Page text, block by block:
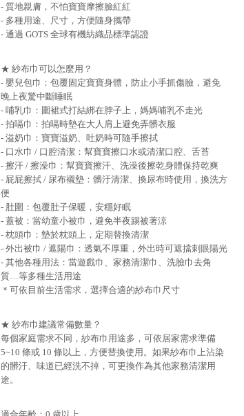
- 質地親膚，不怕寶寶摩擦臉紅紅
- 多種用途、尺寸，方便隨身攜帶
- 通過 GOTS 全球有機紡織品標準認證
★ 紗布巾可以怎麼用？
- 嬰兒包巾：包覆固定寶寶身體，防止小手抓傷臉，避免
晚上夜驚中斷睡眠
- 哺乳巾：圍裙式打結綁在脖子上，媽媽哺乳不走光
- 拍嗝巾：拍嗝時墊在大人肩上避免弄髒衣服
- 溢奶巾：寶寶溢奶、吐奶時可隨手擦拭
- 口水巾 / 口腔清潔：幫寶寶擦口水或清潔口腔、舌苔
- 擦汗 / 擦澡巾：幫寶寶擦汗、洗澡後擦乾身體保持乾爽
- 屁屁擦拭 / 尿布襯墊：髒汙清潔、換尿布時使用，換洗方
便
- 肚圍：包覆肚子保暖，安穩好眠
- 蓋被：當幼童小被巾，避免半夜踢被著涼
- 枕頭巾：墊於枕頭上，定期替換清潔
- 外出被巾 / 遮陽巾：透氣不厚重，外出時可遮擋刺眼陽光
- 其他各種用法：當遊戲巾、家務清潔巾、洗臉巾去角
質…等多種生活用途
＊可依目前生活需求，選擇合適的紗布巾尺寸
★ 紗布巾建議常備數量？
每個家庭需求不同，紗布巾用途多，可依居家需求準備
5~10 條或 10 條以上，方便替換使用。如果紗布巾上沾染
的髒汙、味道已經洗不掉，可更換作為其他家務清潔用
途。